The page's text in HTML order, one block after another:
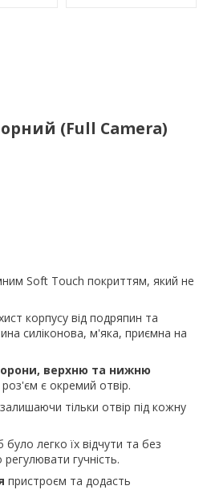
(Full Camera)
Soft Touch покриттям, який не
корпусу від подряпин та
силіконова, м'яка, приємна на
верхню та нижню
є окремий отвір.
тільки отвір під кожну
легко їх відчути та без
гучність.
пристроєм та додасть